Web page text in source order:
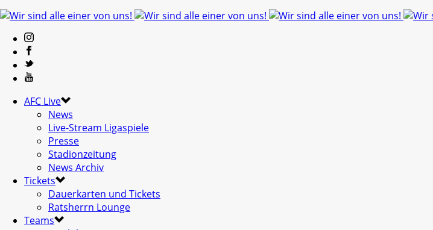
AFC Live
News
Live-Stream Ligaspiele
Presse
Stadionzeitung
News Archiv
Tickets
Dauerkarten und Tickets
Ratsherrn Lounge
Teams